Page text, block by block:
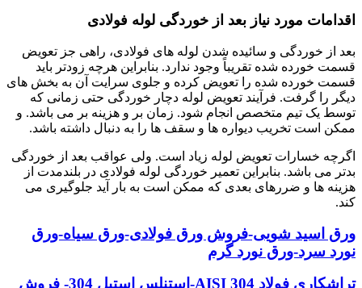
اقدامات مورد نیاز بعد از خوردگی لوله فولادی
بعد از خوردگی و سائیده شدن لوله های فولادی، راهی جز تعویض
قسمت خورده شده تقریباً وجود ندارد. بنابراین هرچه زودتر باید
قسمت خورده شده را تعویض کرده و جلوی سرایت آن به بخش های
دیگر را گرفت. فرآیند تعویض لوله دچار خوردگی حتی زمانی که
توسط یک تیم متخصص انجام شود. زمان بر و هزینه بر می باشد. و
ممکن است تخریب دیواره ها و سقف ها را به دنبال داشته باشد.
اگرچه خسارات تعویض لوله زیاد است. ولی عواقب بعد از خوردگی
بدتر می باشد. بنابراین تعمیر خوردگی لوله فولادی در بلندمدت از
هزینه ها و ضررهای بعدی که ممکن است به بار آید جلوگیری می
کند.
ورق اسید شویی-فروش ورق فولادی-ورق سیاه-ورق
نورد سرد-ورق نورد گرم
تراشکاری فولاد AISI 304-استنلس استیل 304- فروش